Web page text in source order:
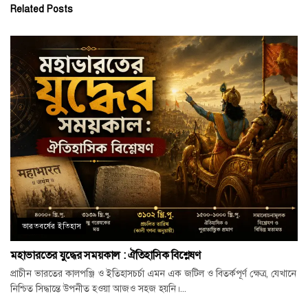
Related Posts
ভারতবর্ষের ইতিহাস
মহাভারতের যুদ্ধের সময়কাল : ঐতিহাসিক বিশ্লেষণ
প্রাচীন ভারতের কালপঞ্জি ও ইতিহাসচর্চা এমন এক জটিল ও বিতর্কপূর্ণ ক্ষেত্র, যেখানে
নিশ্চিত সিদ্ধান্তে উপনীত হওয়া আজও সহজ হয়নি।...